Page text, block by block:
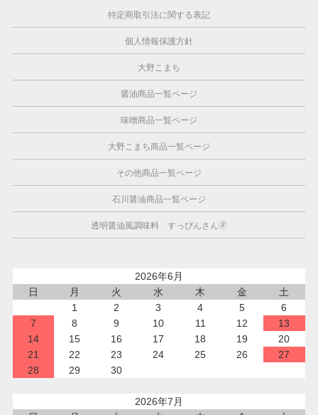
特定商取引法に関する表記
個人情報保護方針
大野こまち
醤油商品一覧ページ
味噌商品一覧ページ
大野こまち商品一覧ページ
その他商品一覧ページ
石川醤油商品一覧ページ
透明醤油風調味料 すっぴんさん🄬
2026年6月
日
月 火 水 木 金
土
1
2 3 4 5
6
7
8 9 10 11 12
13
14
15 16 17 18 19
20
21
22 23 24 25 26
27
28
29 30
2026年7月